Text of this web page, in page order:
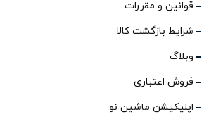
قوانین و مقررات
شرایط بازگشت کالا
وبلاگ
فروش اعتباری
اپلیکیشن ماشین نو